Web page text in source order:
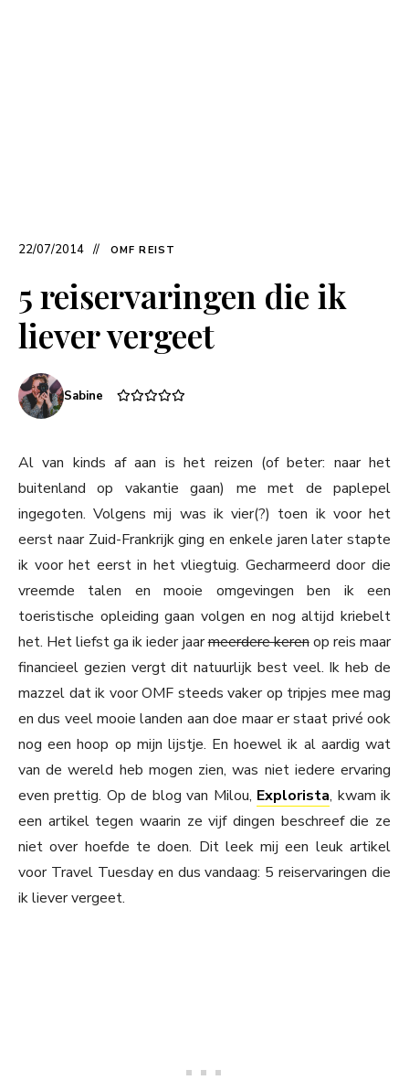
22/07/2014 OMF REIST
5 reiservaringen die ik
liever vergeet
Sabine
Al van kinds af aan is het reizen (of beter: naar het
buitenland op vakantie gaan) me met de paplepel
ingegoten. Volgens mij was ik vier(?) toen ik voor het
eerst naar Zuid-Frankrijk ging en enkele jaren later stapte
ik voor het eerst in het vliegtuig. Gecharmeerd door die
vreemde talen en mooie omgevingen ben ik een
toeristische opleiding gaan volgen en nog altijd kriebelt
het. Het liefst ga ik ieder jaarmeerdere kerenop reis maar
financieel gezien vergt dit natuurlijk best veel. Ik heb de
mazzel dat ik voor OMF steeds vaker op tripjes mee mag
en dus veel mooie landen aan doe maar er staat privé ook
nog een hoop op mijn lijstje. En hoewel ik al aardig wat
van de wereld heb mogen zien, was niet iedere ervaring
even prettig. Op de blog van Milou, Explorista, kwam ik
een artikel tegen waarin ze vijf dingen beschreef die ze
niet over hoefde te doen. Dit leek mij een leuk artikel
voor Travel Tuesday en dus vandaag: 5 reiservaringen die
ik liever vergeet.